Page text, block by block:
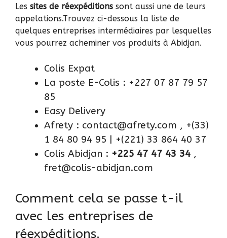
Les sites de réexpéditions sont aussi une de leurs
appelations.Trouvez ci-dessous la liste de
quelques entreprises intermédiaires par lesquelles
vous pourrez acheminer vos produits à Abidjan.
Colis Expat
La poste E-Colis : +227 07 87 79 57
85
Easy Delivery
Afrety : contact@afrety.com , +(33)
1 84 80 94 95 | +(221) 33 864 40 37
Colis Abidjan : +225 47 47 43 34 ,
fret@colis-abidjan.com
Comment cela se passe t-il
avec les entreprises de
réexpéditions.